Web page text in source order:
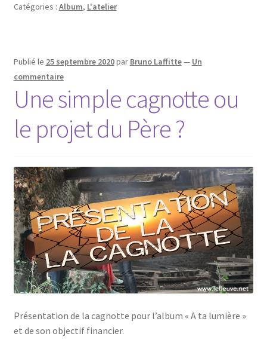
Catégories : Album, L'atelier
Publié le 25 septembre 2020par Bruno Laffitte— Un
commentaire
Une simple cagnotte ou
le projet du Père ?
Présentation de la cagnotte pour l’album « A ta lumière »
et de son objectif financier.